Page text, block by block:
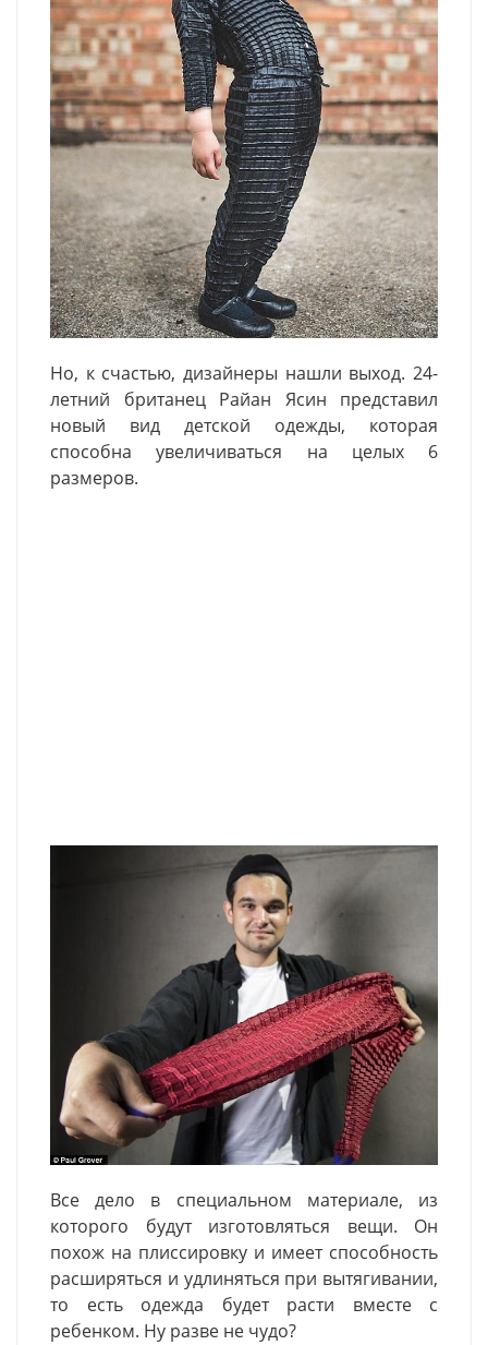
Но, к счастью, дизайнеры нашли выход. 24-
летний британец Райан Ясин представил
новый вид детской одежды, которая
способна увеличиваться на целых 6
размеров.
Все дело в специальном материале, из
которого будут изготовляться вещи. Он
похож на плиссировку и имеет способность
расширяться и удлиняться при вытягивании,
то есть одежда будет расти вместе с
ребенком. Ну разве не чудо?